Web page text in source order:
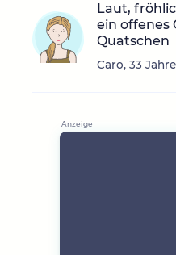
Laut,
ein offenes
Quatschen
Caro, 33